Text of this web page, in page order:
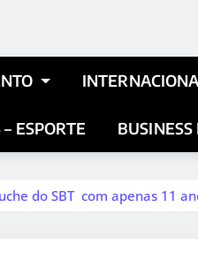
ESPORTE BUSINESS
do SBT com apenas 11